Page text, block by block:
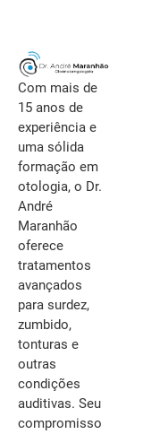
Com mais de
15 anos de
experiência e
uma sólida
formação em
otologia, o Dr.
André
Maranhão
oferece
tratamentos
avançados
para surdez,
zumbido,
tonturas e
outras
condições
auditivas. Seu
compromisso